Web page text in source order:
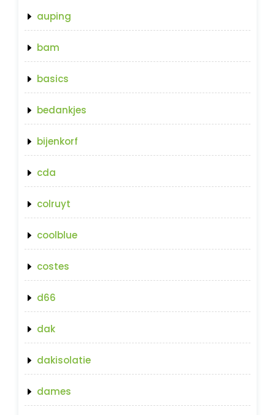
auping
bam
basics
bedankjes
bijenkorf
cda
colruyt
coolblue
costes
d66
dak
dakisolatie
dames